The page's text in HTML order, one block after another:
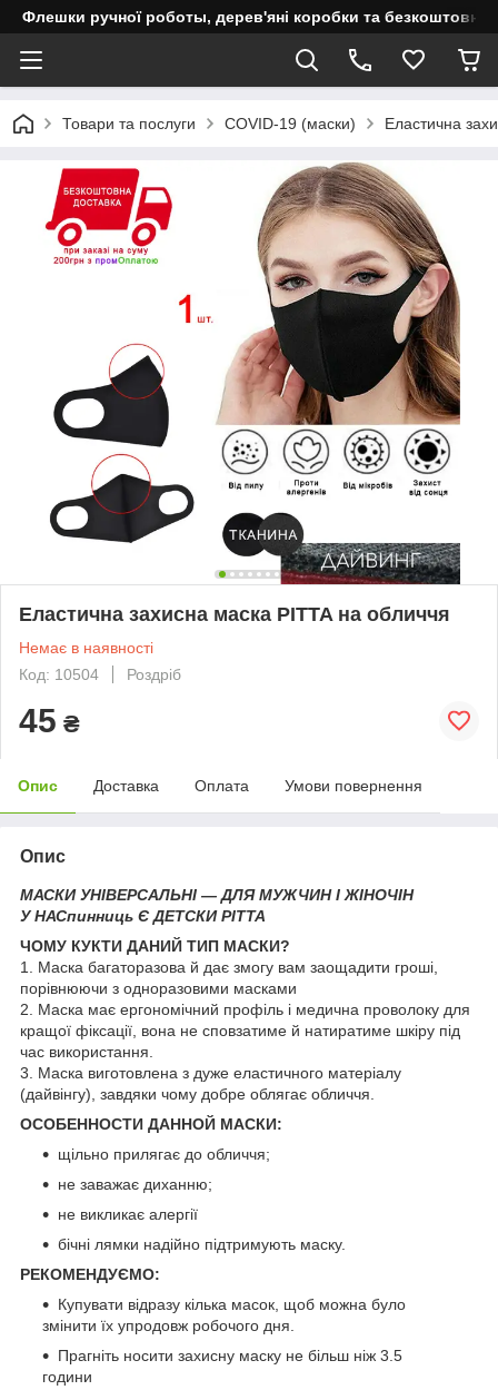
Флешки ручної роботы, дерев'яні коробки та безкоштовне
Товари та послуги COVID-19 (маски) Еластична
Еластична захисна маска PITTA на обличчя
Немає в наявності
Код: 10504
Роздріб
45 ₴
Опис Доставка Оплата Умови повернення
Опис
МАСКИ УНІВЕРСАЛЬНІ — ДЛЯ МУЖЧИН І ЖІНОЧІН
У НАСпинниць Є ДЕТСКИ PITTA
ЧОМУ КУКТИ ДАНИЙ ТИП МАСКИ?
1. Маска багаторазова й дає змогу вам заощадити гроші,
порівнюючи з одноразовими масками
2. Маска має ергономічний профіль і медична проволоку для
кращої фіксації, вона не сповзатиме й натиратиме шкіру під
час використання.
3. Маска виготовлена з дуже еластичного матеріалу
(дайвінгу), завдяки чому добре облягає обличчя.
ОСОБЕННОСТИ ДАННОЙ МАСКИ:
щільно прилягає до обличчя;
не заважає диханню;
не викликає алергії
бічні лямки надійно підтримують маску.
РЕКОМЕНДУЄМО:
Купувати відразу кілька масок, щоб можна було
змінити їх упродовж робочого дня.
Прагніть носити захисну маску не більш ніж 3.5
години